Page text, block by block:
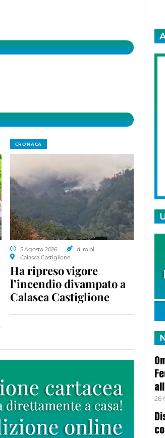
CRONACA
5 Agosto 2026
di ro.bi.
Calasca Castiglione
Ha ripreso vigore
l’incendio divampato a
Calasca Castiglione
26